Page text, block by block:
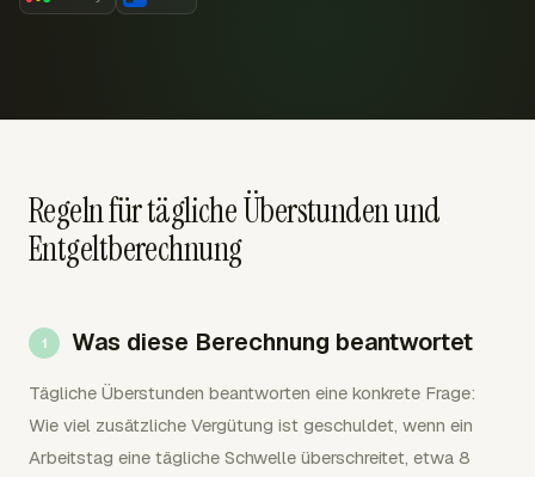
Regeln für tägliche Überstunden und
Entgeltberechnung
Was diese Berechnung beantwortet
Tägliche Überstunden beantworten eine konkrete Frage:
Wie viel zusätzliche Vergütung ist geschuldet, wenn ein
Arbeitstag eine tägliche Schwelle überschreitet, etwa 8